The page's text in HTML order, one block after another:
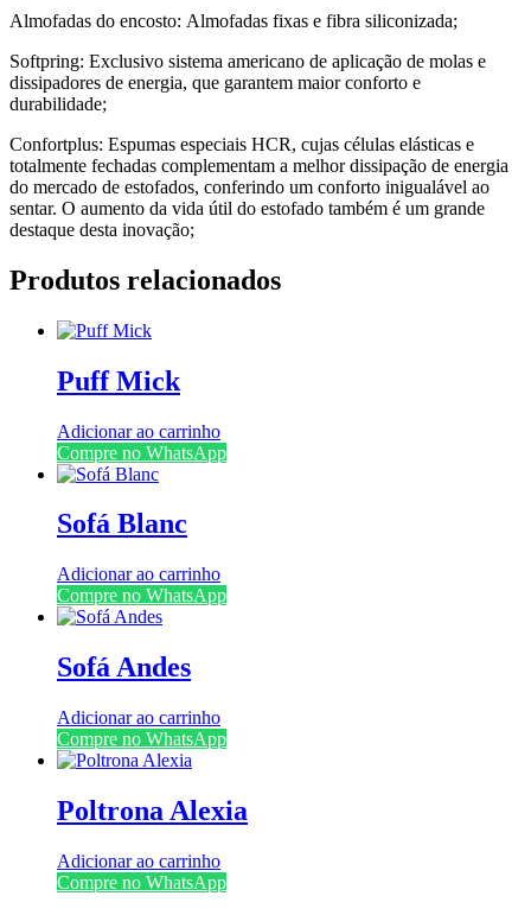
Almofadas do encosto: Almofadas fixas e fibra siliconizada;
Softpring: Exclusivo sistema americano de aplicação de molas e
dissipadores de energia, que garantem maior conforto e
durabilidade;
Confortplus: Espumas especiais HCR, cujas células elásticas e
totalmente fechadas complementam a melhor dissipação de energia
do mercado de estofados, conferindo um conforto inigualável ao
sentar. O aumento da vida útil do estofado também é um grande
destaque desta inovação;
Produtos relacionados
Puff Mick
Adicionar ao carrinho
Compre no WhatsApp
Sofá Blanc
Adicionar ao carrinho
Compre no WhatsApp
Sofá Andes
Adicionar ao carrinho
Compre no WhatsApp
Poltrona Alexia
Adicionar ao carrinho
Compre no WhatsApp